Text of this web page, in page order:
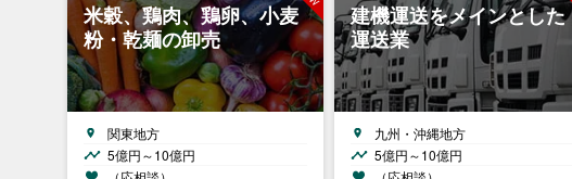
米穀、鶏肉、鶏卵、小麦
粉・乾麺の卸売
関東地方
5億円～10億円
建機運送をメインとした
運送業
九州・沖縄地方
5億円～10億円